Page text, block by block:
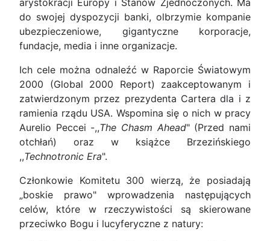
arystokracji Europy i Stanów Zjednoczonych. Ma
do swojej dyspozycji banki, olbrzymie kompanie
ubezpieczeniowe, gigantyczne korporacje,
fundacje, media i inne organizacje.
Ich cele można odnaleźć w Raporcie Światowym
2000 (Global 2000 Report) zaakceptowanym i
zatwierdzonym przez prezydenta Cartera dla i z
ramienia rządu USA. Wspomina się o nich w pracy
Aurelio Peccei -,,The Chasm Ahead" (Przed nami
otchłań) oraz w książce Brzezińskiego
,,Technotronic Era".
Członkowie Komitetu 300 wierzą, że posiadają
„boskie prawo" wprowadzenia następujących
celów, które w rzeczywistości są skierowane
przeciwko Bogu i lucyferyczne z natury: